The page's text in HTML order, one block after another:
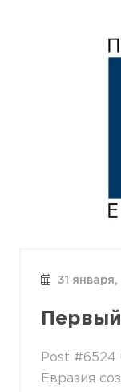
31
Post #6524
Евразия